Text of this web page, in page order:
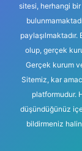
sitesi, herhangi bir
olup, gerçek
Gerçek kurum
Sitemiz, kar
platformudur.
düşündüğünüz
bildirmeniz